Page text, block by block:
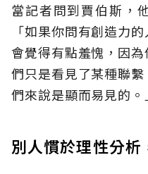
當記者問到賈伯斯，
「如果你問有創造力
會覺得有點羞愧，因
們只是看見了某種聯
們來說是顯而易見的。
別人慣於理性分